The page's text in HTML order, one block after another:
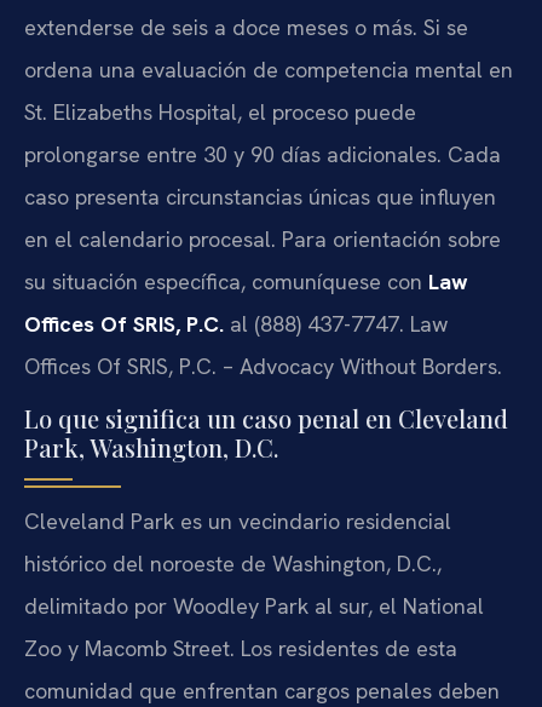
extenderse de seis a doce meses o más. Si se
ordena una evaluación de competencia mental en
St. Elizabeths Hospital, el proceso puede
prolongarse entre 30 y 90 días adicionales. Cada
caso presenta circunstancias únicas que influyen
en el calendario procesal. Para orientación sobre
su situación específica, comuníquese con Law
Offices Of SRIS, P.C. al (888) 437-7747. Law
Offices Of SRIS, P.C. – Advocacy Without Borders.
Lo que significa un caso penal en Cleveland
Park, Washington, D.C.
Cleveland Park es un vecindario residencial
histórico del noroeste de Washington, D.C.,
delimitado por Woodley Park al sur, el National
Zoo y Macomb Street. Los residentes de esta
comunidad que enfrentan cargos penales deben